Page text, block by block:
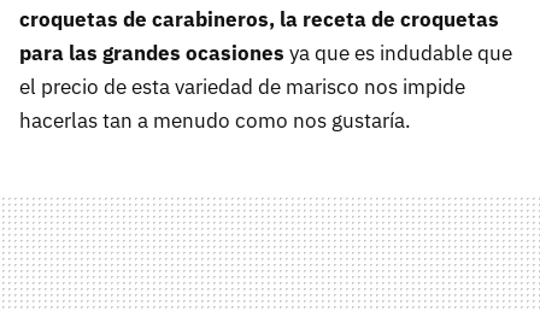
croquetas de carabineros, la receta de croquetas
para las grandes ocasiones ya que es indudable que
el precio de esta variedad de marisco nos impide
hacerlas tan a menudo como nos gustaría.